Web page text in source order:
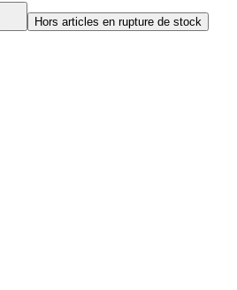
Hors articles en rupture de stock